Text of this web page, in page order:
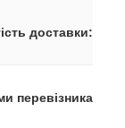
доставки:
перевізника